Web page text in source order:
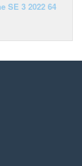
SE 3 2022 64